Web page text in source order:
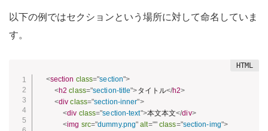
以下の例ではセクションという場所に対して命名していま
す。
<section class="section">
<h2 class="section-title">タイトル</h2>
<div class="section-inner">
<div class="section-text">本文本文</div>
<img src="dummy.png" alt="" class="section-img">